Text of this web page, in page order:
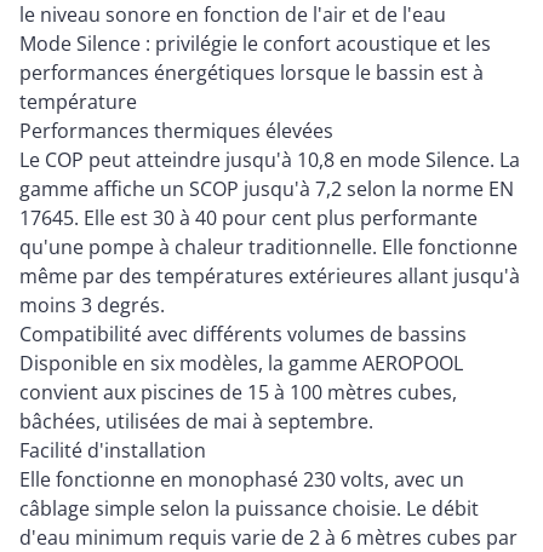
le niveau sonore en fonction de l'air et de l'eau
Mode Silence : privilégie le confort acoustique et les
performances énergétiques lorsque le bassin est à
température
Performances thermiques élevées
Le COP peut atteindre jusqu'à 10,8 en mode Silence. La
gamme affiche un SCOP jusqu'à 7,2 selon la norme EN
17645. Elle est 30 à 40 pour cent plus performante
qu'une pompe à chaleur traditionnelle. Elle fonctionne
même par des températures extérieures allant jusqu'à
moins 3 degrés.
Compatibilité avec différents volumes de bassins
Disponible en six modèles, la gamme AEROPOOL
convient aux piscines de 15 à 100 mètres cubes,
bâchées, utilisées de mai à septembre.
Facilité d'installation
Elle fonctionne en monophasé 230 volts, avec un
câblage simple selon la puissance choisie. Le débit
d'eau minimum requis varie de 2 à 6 mètres cubes par